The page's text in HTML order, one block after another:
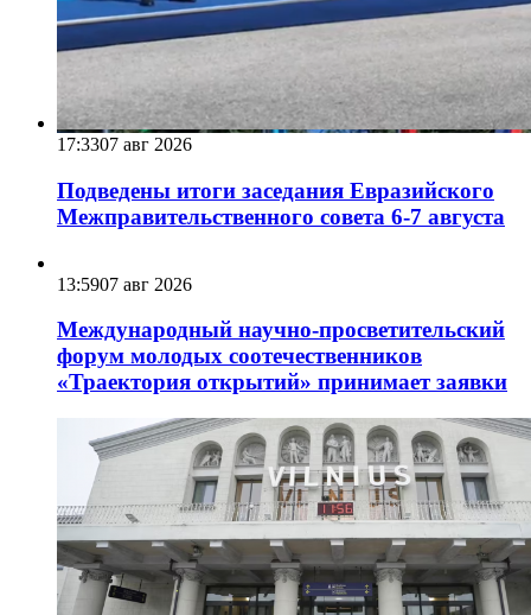
17:3307 авг 2026
Подведены итоги заседания Евразийского
Межправительственного совета 6-7 августа
13:5907 авг 2026
Международный научно-просветительский
форум молодых соотечественников
«Траектория открытий» принимает заявки